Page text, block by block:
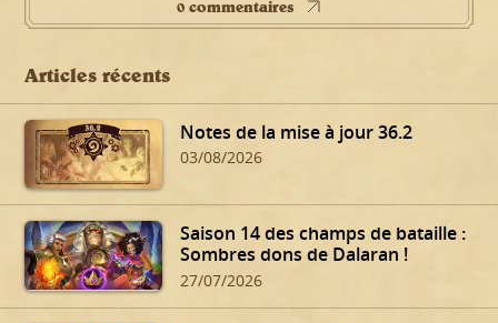
0 commentaires
Articles récents
Notes de la mise à jour 36.2
03/08/2026
Saison 14 des champs de bataille :
Sombres dons de Dalaran !
27/07/2026